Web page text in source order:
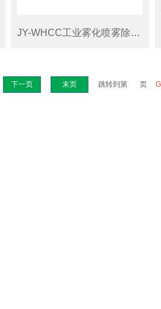
JY-WHCC工业雾化喷雾除臭设备
下一页 末页 跳转到第 页